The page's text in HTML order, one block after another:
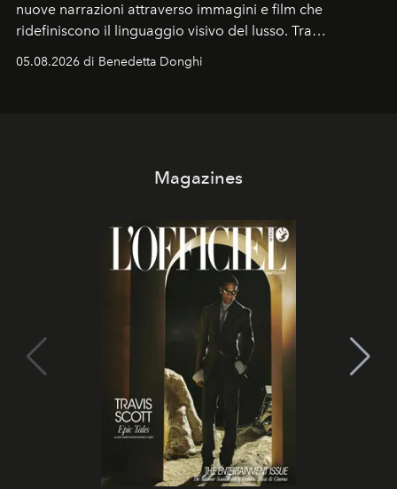
nuove narrazioni attraverso immagini e film che
ridefiniscono il linguaggio visivo del lusso. Tra
protagonisti del cinema, volti della cultura
contemporanea e storytelling d'autore, le maison
05.08.2026 di Benedetta Donghi
Magazines